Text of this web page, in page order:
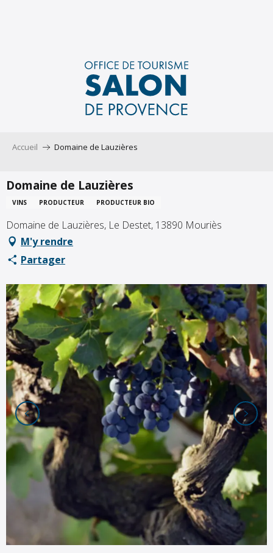
Accueil Domaine de Lauzières
Domaine de Lauzières
VINS PRODUCTEUR PRODUCTEUR BIO
Domaine de Lauzières, Le Destet, 13890 Mouriès
M'y rendre
Partager